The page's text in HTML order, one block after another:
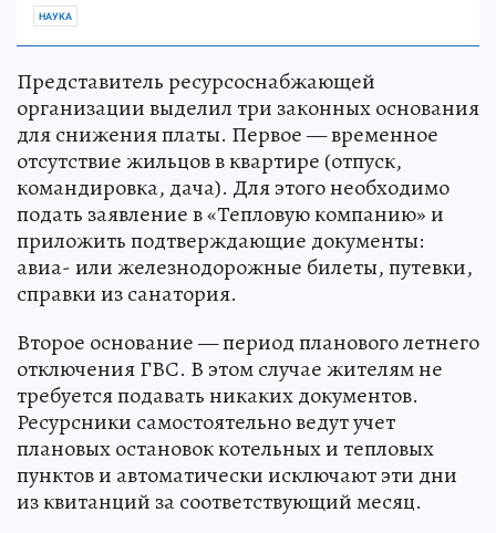
НАУКА
Представитель ресурсоснабжающей
организации выделил три законных основания
для снижения платы. Первое — временное
отсутствие жильцов в квартире (отпуск,
командировка, дача). Для этого необходимо
подать заявление в «Тепловую компанию» и
приложить подтверждающие документы:
авиа- или железнодорожные билеты, путевки,
справки из санатория.
Второе основание — период планового летнего
отключения ГВС. В этом случае жителям не
требуется подавать никаких документов.
Ресурсники самостоятельно ведут учет
плановых остановок котельных и тепловых
пунктов и автоматически исключают эти дни
из квитанций за соответствующий месяц.